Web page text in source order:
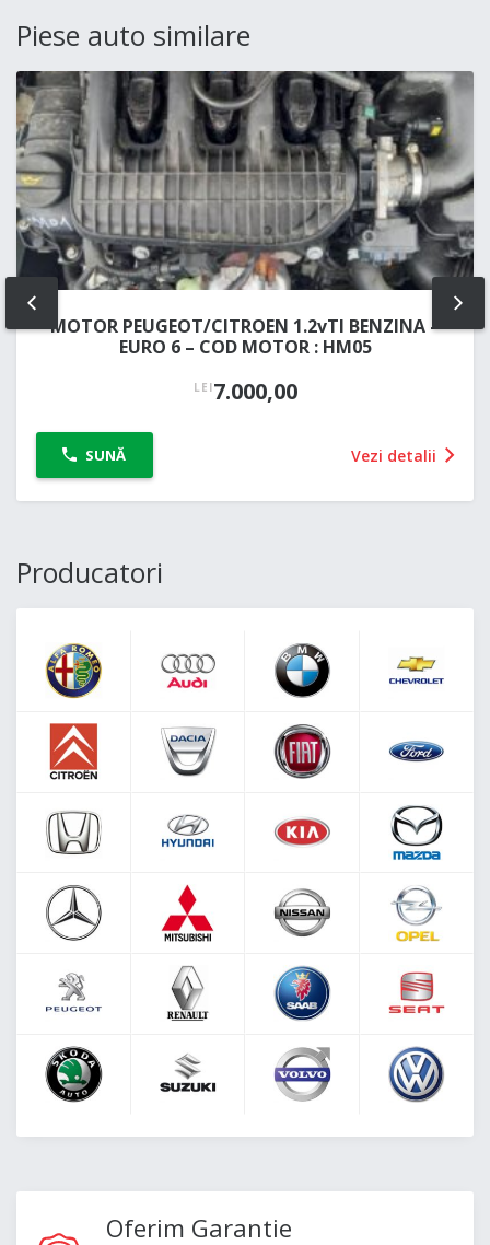
Piese auto similare
MOTOR PEUGEOT/CITROEN 1.2vTI BENZINA –
EURO 6 – COD MOTOR : HM05
LEI7.000,00
SUNĂ Vezi detalii
PREV
Producatori
Oferim Garantie